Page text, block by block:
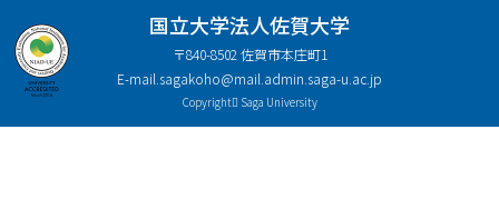
国立大学法人佐賀大学
〒840-8502 佐賀市本庄町1
E-mail. sagakoho@mail.admin.saga-u.ac.jp
Copyright Saga University